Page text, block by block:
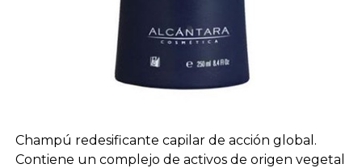
Champú redesificante capilar de acción global.
Contiene un complejo de activos de origen vegetal